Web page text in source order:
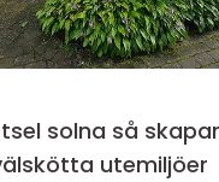
så skapar man
utemiljöer